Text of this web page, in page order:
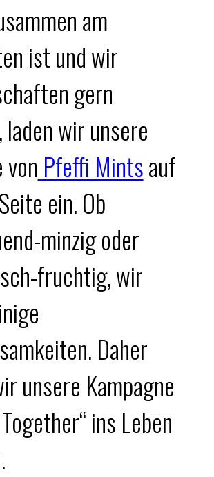
am
ist und wir
gern
wir unsere
von Pfeffi Mintsauf
ein. Ob
minzig oder
fruchtig, wir
Daher
unsere Kampagne
ins Leben